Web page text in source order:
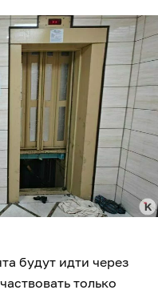
будут идти через
только